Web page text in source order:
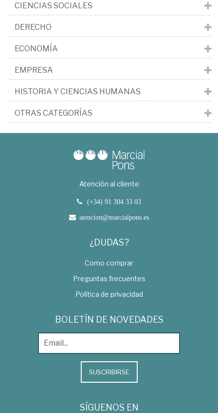
CIENCIAS SOCIALES
DERECHO
ECONOMÍA
EMPRESA
HISTORIA Y CIENCIAS HUMANAS
OTRAS CATEGORÍAS
Atención al cliente
(+34) 91 304 33 03
atencion@marcialpons.es
¿DUDAS?
Como comprar
Preguntas frecuentes
Política de privacidad
BOLETÍN DE NOVEDADES
SUSCRIBIRSE
SÍGUENOS EN